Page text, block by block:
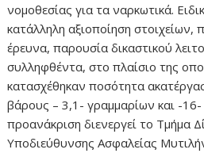
νομοθεσίας για τα ναρκωτικά.
κατάλληλη αξιοποίηση στοιχείων,
έρευνα, παρουσία δικαστικού
συλληφθέντα, στο πλαίσιο της
κατασχέθηκαν ποσότητα
βάρους – 3,1- γραμμαρίων και -
προανάκριση διενεργεί το Τμήμα
Υποδιεύθυνσης Ασφαλείας